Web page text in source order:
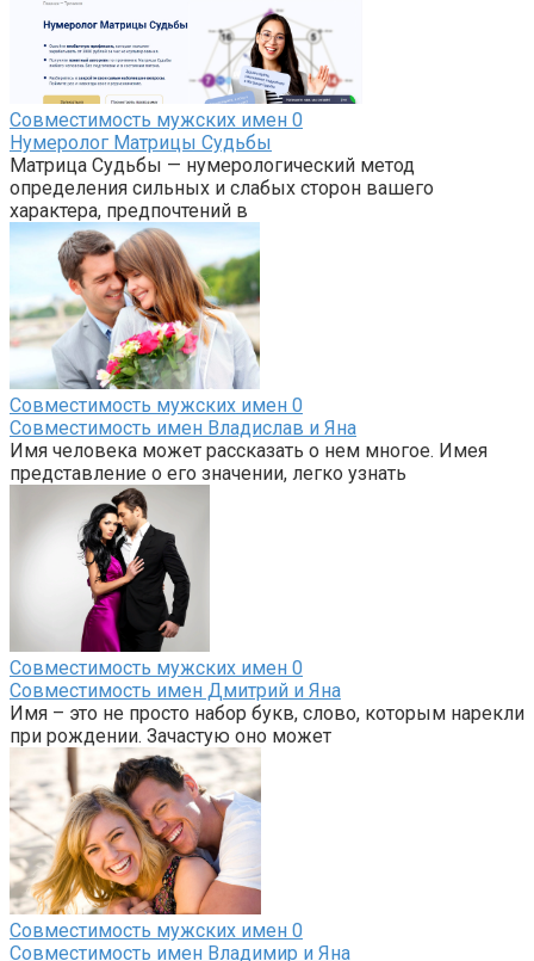
Совместимость мужских имен 0
Нумеролог Матрицы Судьбы
Матрица Судьбы — нумерологический метод
определения сильных и слабых сторон вашего
характера, предпочтений в
Совместимость мужских имен 0
Совместимость имен Владислав и Яна
Имя человека может рассказать о нем многое. Имея
представление о его значении, легко узнать
Совместимость мужских имен 0
Совместимость имен Дмитрий и Яна
Имя – это не просто набор букв, слово, которым нарекли
при рождении. Зачастую оно может
Совместимость мужских имен 0
Совместимость имен Владимир и Яна